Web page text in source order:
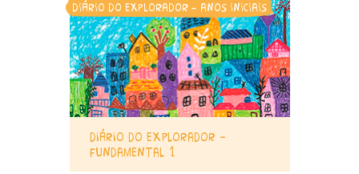
diário do explorador - anos iniciais
diário do explorador –
fundamental 1